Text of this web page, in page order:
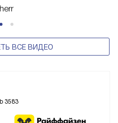
ВСЕ ВИДЕО
3583